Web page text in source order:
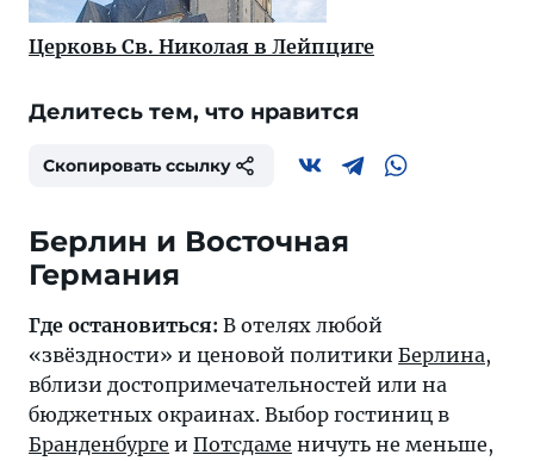
Церковь Св. Николая в Лейпциге
Делитесь тем, что нравится
Скопировать ссылку
Берлин и Восточная
Германия
Где остановиться: В отелях любой
«звёздности» и ценовой политики Берлина,
вблизи достопримечательностей или на
бюджетных окраинах. Выбор гостиниц в
Бранденбурге и Потсдаме ничуть не меньше,